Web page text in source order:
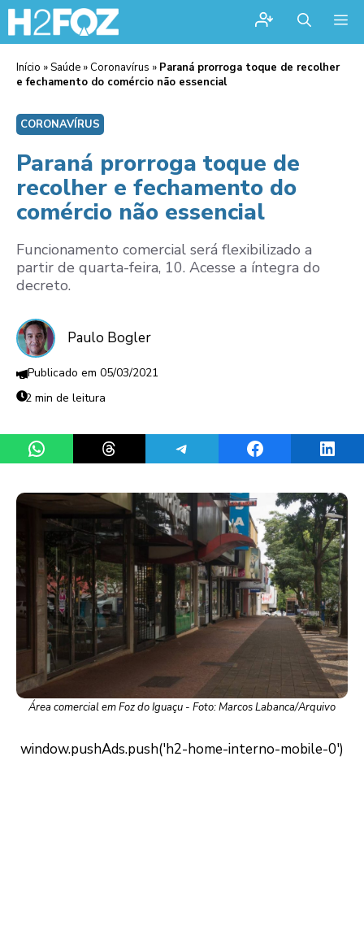
Início »Saúde » Coronavírus » Paraná prorroga toque de recolher
e fechamento do comércio não essencial
CORONAVÍRUS
Paraná prorroga toque de
recolher e fechamento do
comércio não essencial
Funcionamento comercial será flexibilizado a
partir de quarta-feira, 10. Acesse a íntegra do
decreto.
Paulo Bogler
05/03/2021
2 min de leitura
Share on WhatsAppShare on ThreadsShare on TelegramShare on Facebook
Área comercial em Foz do Iguaçu - Foto: Marcos Labanca/Arquivo